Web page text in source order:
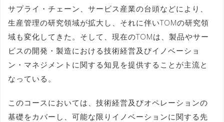
サプライ・チェーン、サービス産業の台頭などにより、
生産管理の研究領域が拡大し、それに伴いTOMの研究領
域も変化してきた。そして、現在のTOMは、製品やサー
ビスの開発・製造における技術経営及びイノベーショ
ン・マネジメントに関する知見を提供することが主流と
なっている。
このコースにおいては、技術経営及びオペレーションの
基礎をカバーし、可能な限りイノベーションに関する先